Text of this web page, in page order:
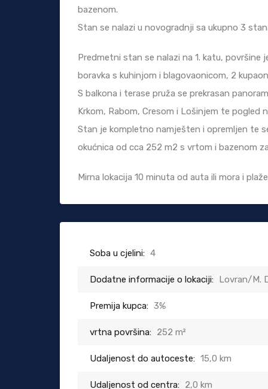
bazenom.
Stan se nalazi u novogradnji sa ukupno 3
Predmetni stan se nalazi na 1. katu,
boravka s kuhinjom i blagovaonicom, 2
S balkona i terase pruža se prekrasan
Krkom, Rabom, Cresom i Lošinjem te pogled
Stan je kompletno namješten i opremljen te
okućnica od cca 252 m2 s vrtom i bazenom
Mirna lokacija 10 minuta od auta ili mora i
Soba u cjelini: 4
Dodatne informacije o lokaciji: Lovran/M.
Premija kupca: 3%
vrtna površina: 252 m²
Udaljenost do autoceste: 15,0 km
Udaljenost od centra: 2,0 km